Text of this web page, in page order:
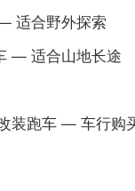
适合野外探索
— 适合山地长途
装跑车 — 车行购